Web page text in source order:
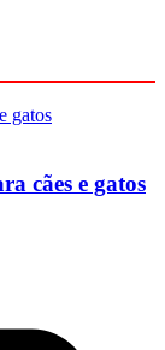
cães e gatos